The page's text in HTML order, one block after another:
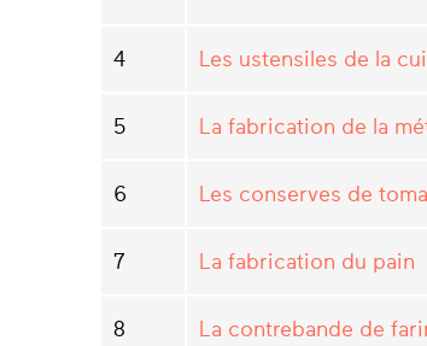
4 Les ustensiles de la
5 La fabrication de la
6 Les conserves de
7 La fabrication du pain
8 La contrebande de